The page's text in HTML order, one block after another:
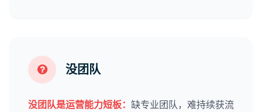
没团队
没团队是运营能力短板： 缺专业团队，难持续获流